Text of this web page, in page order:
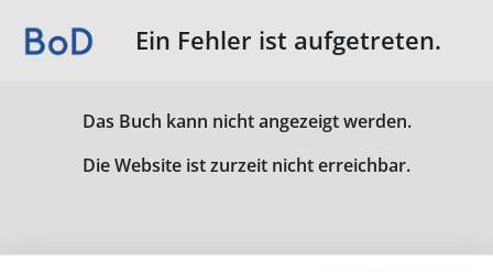
Ein Fehler ist aufgetreten.
Das Buch kann nicht angezeigt werden.
Die Website ist zurzeit nicht erreichbar.